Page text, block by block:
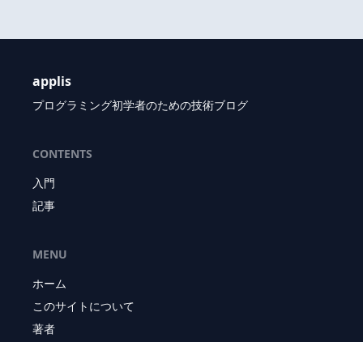
applis
プログラミング初学者のための技術ブログ
CONTENTS
入門
記事
MENU
ホーム
このサイトについて
著者